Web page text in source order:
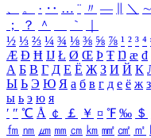
、
。 · ‥ … ¨ 〃 ― ＼ ∼
；
？ ＾ ｀
½ ⅓ ⅔ ¼ ¾ ⅛ ⅜ ⅝ ⅞ ¹ ² ³ ⁴
Æ Ð Ħ Ĳ Ł Ø Œ Þ Ŧ Ŋ æ đ
А Б В Г Д Е Ё Ж З И Й К
Ы Ь Э Ю Я а б в г д е ё ж з
ы ь э ю я
′ ″ ℃ Å ￠ ￡ ￥ ¤ ℉ ‰ ＄
㎙ ㎚ ㎛ ㎜ ㎝ ㎞ ㎟ ㎠ ㎡